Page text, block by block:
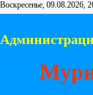
Воскресенье, 09.08.2026,